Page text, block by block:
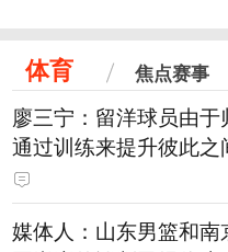
体育 焦点赛事
廖三宁：留洋球员由于
通过训练来提升彼此之
媒体人：山东男篮和